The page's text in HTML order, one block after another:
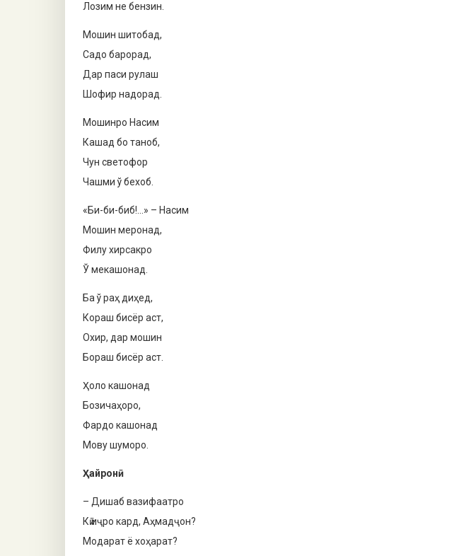
Лозим не бензин.
Мошин шитобад,
Садо барорад,
Дар паси рулаш
Шофир надорад.
Мошинро Насим
Кашад бо таноб,
Чун светофор
Чашми ў бехоб.
«Би-би-биб!…» – Насим
Мошин меронад,
Филу хирсакро
Ў мекашонад.
Ба ў раҳ диҳед,
Кораш бисёр аст,
Охир, дар мошин
Бораш бисёр аст.
Ҳоло кашонад
Бозичаҳоро,
Фардо кашонад
Мову шуморо.
Ҳайронӣ
– Дишаб вазифаатро
Кӣ иҷро кард, Аҳмадҷон?
Модарат ё хоҳарат?